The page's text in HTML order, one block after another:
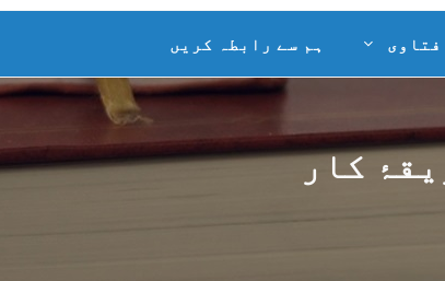
فتاوی ہم سے رابطہ کریں
کار